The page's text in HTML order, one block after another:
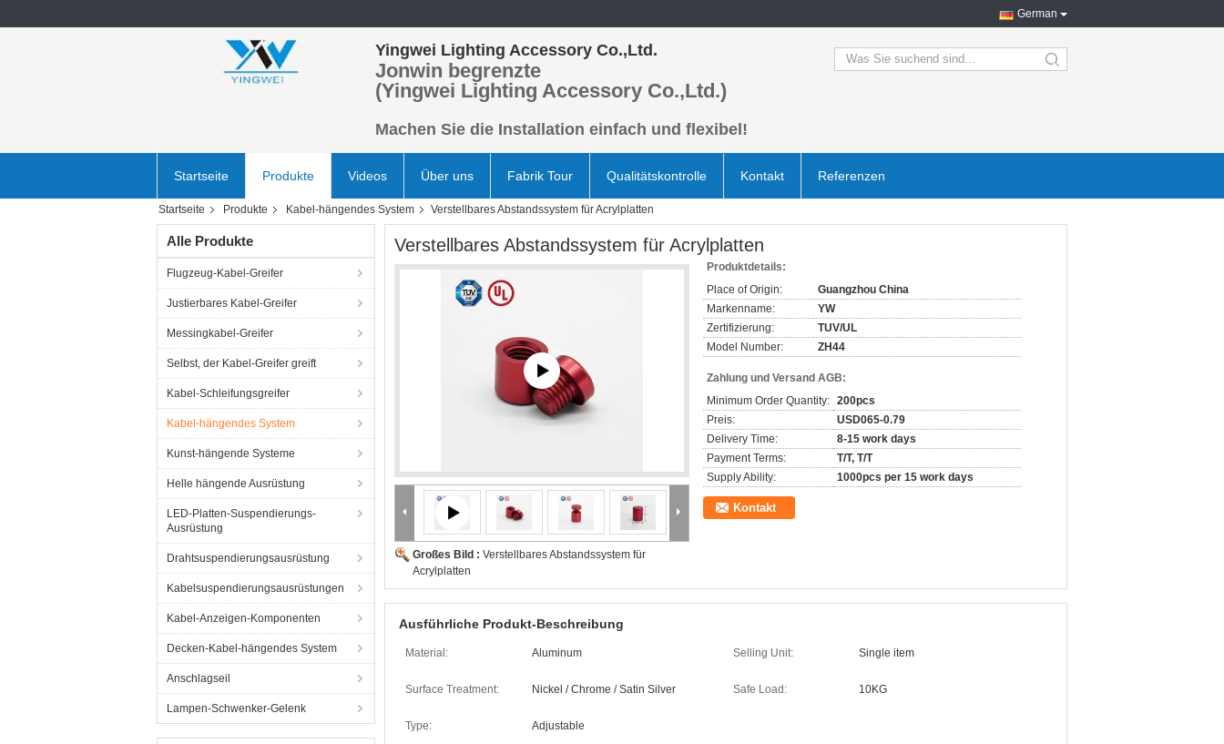
German
Yingwei Lighting Accessory Co.,Ltd.
Jonwin begrenzte
(Yingwei Lighting Accessory Co.,Ltd.)
Machen Sie die Installation einfach und flexibel!
search
Startseite Produkte Videos Über uns Fabrik Tour Qualitätskontrolle Kontakt Referenzen
Startseite Produkte Kabel-hängendes System Verstellbares Abstandssystem für Acrylplatten
Alle Produkte
Flugzeug-Kabel-Greifer
Justierbares Kabel-Greifer
Messingkabel-Greifer
Selbst, der Kabel-Greifer greift
Kabel-Schleifungsgreifer
Kabel-hängendes System
Kunst-hängende Systeme
Helle hängende Ausrüstung
LED-Platten-Suspendierungs-
Ausrüstung
Drahtsuspendierungsausrüstung
Kabelsuspendierungsausrüstungen
Kabel-Anzeigen-Komponenten
Decken-Kabel-hängendes System
Anschlagseil
Lampen-Schwenker-Gelenk
Verstellbares Abstandssystem für Acrylplatten
Großes Bild : Verstellbares Abstandssystem für
Acrylplatten
Produktdetails:
Place of Origin:
Guangzhou China
Markenname:
YW
Zertifizierung:
TUV/UL
Model Number:
ZH44
Zahlung und Versand AGB:
Minimum Order Quantity: 200pcs
Preis:
USD065-0.79
Delivery Time:
8-15 work days
Payment Terms:
T/T, T/T
Supply Ability:
1000pcs per 15 work days
Kontakt
Ausführliche Produkt-Beschreibung
Material: Aluminum Selling Unit: Single item
Surface Treatment: Nickel / Chrome / Satin Silver Safe Load: 10KG
Type: Adjustable